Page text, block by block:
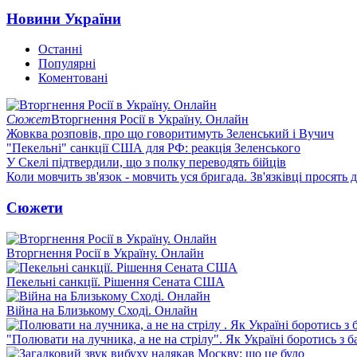
Новини України
Останні
Популярні
Коментовані
СюжетВторгнення Росії в Україну. Онлайн
Жовква розповів, про що говоритимуть Зеленський і Вучич
"Пекельні" санкції США для РФ: реакція Зеленського
У Скелі підтвердили, що з полку переводять бійців
Коли мовчить зв'язок - мовчить уся бригада. Зв'язківці просять
Сюжети
Вторгнення Росії в Україну. Онлайн
Пекельні санкції. Рішення Сената США
Війна на Близькому Сході. Онлайн
"Полювати на лучника, а не на стрілу". Як Україні боротись з